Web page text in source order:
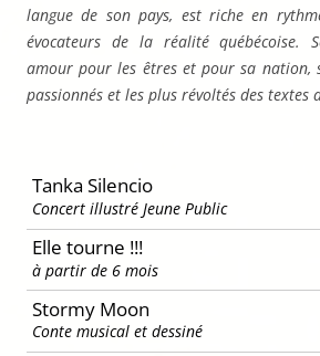
langue de son pays, est riche en
évocateurs de la réalité québécoise.
amour pour les êtres et pour sa nation,
passionnés et les plus révoltés des textes
Tanka Silencio
Concert illustré Jeune Public
Elle tourne !!!
à partir de 6 mois
Stormy Moon
Conte musical et dessiné